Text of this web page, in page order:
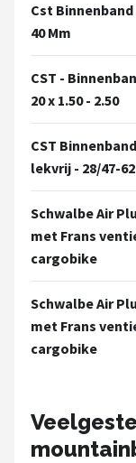
Cst Binnenband
40 Mm
CST -
20 x 1.50 - 2.50
CST
lekvrij - 28/47-
Schwalbe Air
met Frans
cargobike
Schwalbe Air
met Frans
cargobike